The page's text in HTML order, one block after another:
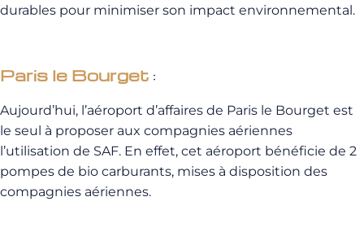
durables pour minimiser son impact environnemental.
Paris le Bourget :
Aujourd’hui, l’aéroport d’affaires de Paris le Bourget est
le seul à proposer aux compagnies aériennes
l’utilisation de SAF. En effet, cet aéroport bénéficie de 2
pompes de bio carburants, mises à disposition des
compagnies aériennes.